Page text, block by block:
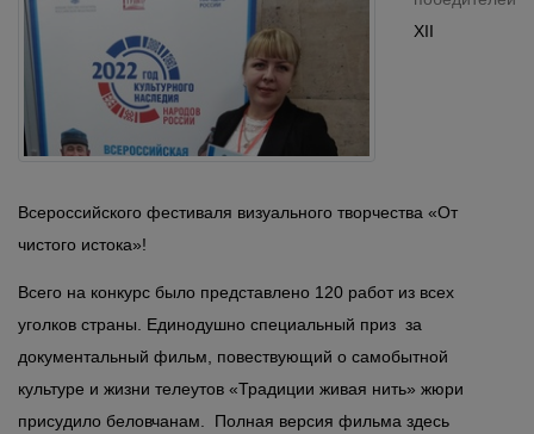
XII
Всероссийского фестиваля визуального творчества «От
чистого истока»!
Всего на конкурс было представлено 120 работ из всех
уголков страны. Единодушно специальный приз за
документальный фильм, повествующий о самобытной
культуре и жизни телеутов «Традиции живая нить» жюри
присудило беловчанам. Полная версия фильма здесь